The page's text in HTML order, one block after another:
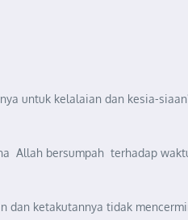
untuk kelalaian dan kesia-
Allah bersumpah terhadap
ketakutannya tidak